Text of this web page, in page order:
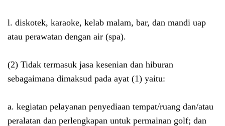
l. diskotek, karaoke, kelab malam, bar, dan mandi uap
atau perawatan dengan air (spa).
(2) Tidak termasuk jasa kesenian dan hiburan
sebagaimana dimaksud pada ayat (1) yaitu:
a. kegiatan pelayanan penyediaan tempat/ruang dan/atau
peralatan dan perlengkapan untuk permainan golf; dan